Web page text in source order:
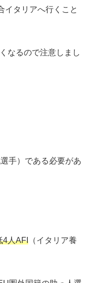
イタリアへ行くこと
なるので注意しまし
選手）である必要があ
4人AFI （イタリア養